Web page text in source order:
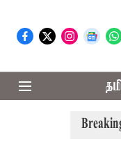
14ம்தேதி